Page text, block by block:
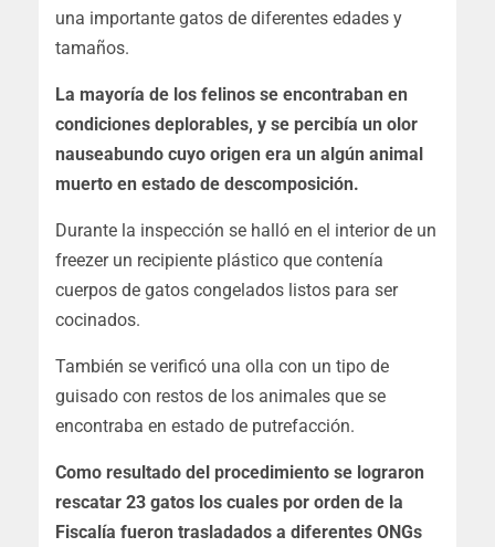
una importante gatos de diferentes edades y
tamaños.
La mayoría de los felinos se encontraban en
condiciones deplorables, y se percibía un olor
nauseabundo cuyo origen era un algún animal
muerto en estado de descomposición.
Durante la inspección se halló en el interior de un
freezer un recipiente plástico que contenía
cuerpos de gatos congelados listos para ser
cocinados.
También se verificó una olla con un tipo de
guisado con restos de los animales que se
encontraba en estado de putrefacción.
Como resultado del procedimiento se lograron
rescatar 23 gatos los cuales por orden de la
Fiscalía fueron trasladados a diferentes ONGs